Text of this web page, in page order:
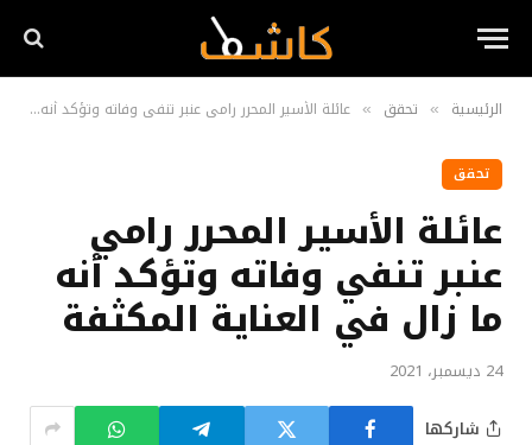
الرئيسية » تحقق » عائلة الأسير المحرر رامي عنبر تنفي وفاته وتؤكد أنه ما زال في العناية المكثفة
تحقق
عائلة الأسير المحرر رامي
عنبر تنفي وفاته وتؤكد أنه
ما زال في العناية المكثفة
24 ديسمبر، 2021
شاركها